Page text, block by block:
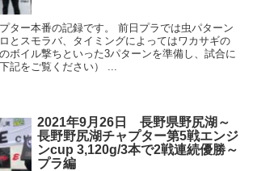
ター本番の記録です。 前日プラでは虫パターン
とスモラバ、タイミングによってはワカサギの
ボイル撃ちといった3パターンを準備し、試合に
記をご覧ください） ...
2021年9月26日 長野県野尻湖～
長野野尻湖チャプター第5戦エンジ
ンcup 3,120g/3本で2戦連続優勝～
プラ編